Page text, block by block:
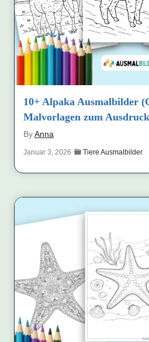
10+ Alpaka Ausmalbilder
Malvorlagen zum
ByAnna
Januar 3, 2026 Tiere Ausmalbilder